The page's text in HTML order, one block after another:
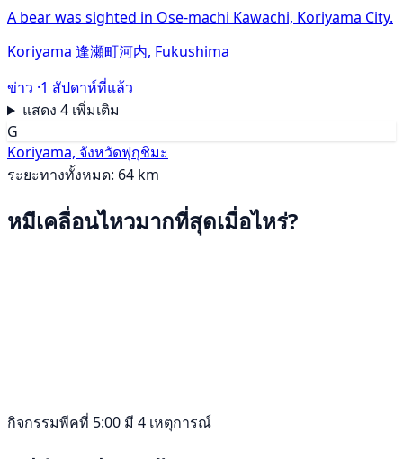
A bear was sighted in Ose-machi Kawachi, Koriyama City.
Koriyama 逢瀬町河内, Fukushima
ข่าว ·1 สัปดาห์ที่แล้ว
แสดง 4 เพิ่มเติม
G
Koriyama, จังหวัดฟุกุชิมะ
ระยะทางทั้งหมด: 64 km
หมีเคลื่อนไหวมากที่สุดเมื่อไหร่?
กิจกรรมพีคที่ 5:00 มี 4 เหตุการณ์